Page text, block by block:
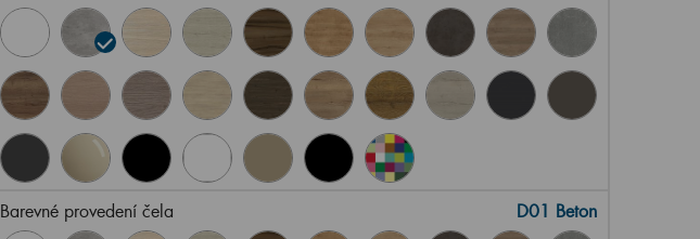
Barevné provedení čela D01 Beton